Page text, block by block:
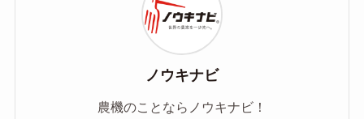
ノウキナビ
農機のことならノウキナビ！